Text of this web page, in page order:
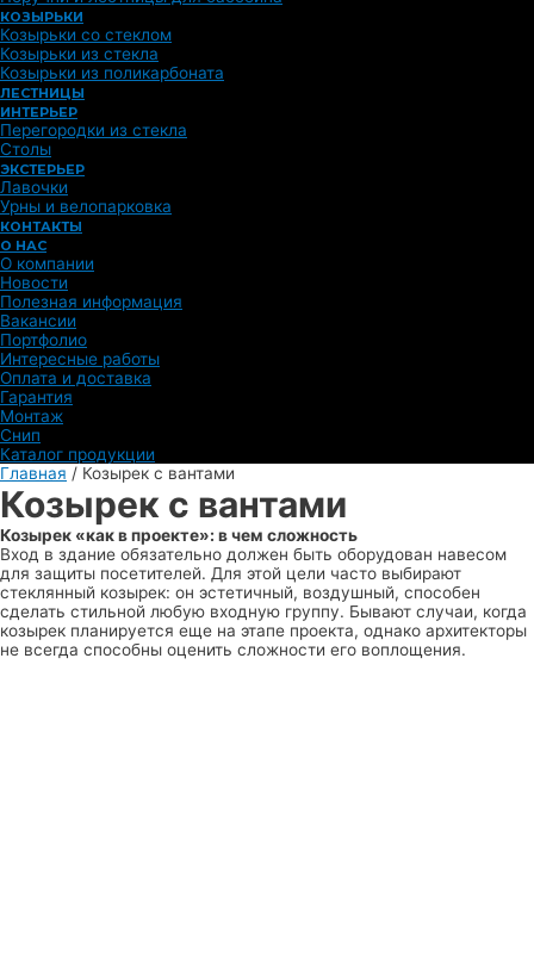
КОЗЫРЬКИ
Козырьки со стеклом
Козырьки из стекла
Козырьки из поликарбоната
ЛЕСТНИЦЫ
ИНТЕРЬЕР
Перегородки из стекла
Столы
ЭКСТЕРЬЕР
Лавочки
Урны и велопарковка
КОНТАКТЫ
О НАС
О компании
Новости
Полезная информация
Вакансии
Портфолио
Интересные работы
Оплата и доставка
Гарантия
Монтаж
Снип
Каталог продукции
Главная / Козырек с вантами
Козырек с вантами
Козырек «как в проекте»: в чем сложность
Вход в здание обязательно должен быть оборудован навесом
для защиты посетителей. Для этой цели часто выбирают
стеклянный козырек: он эстетичный, воздушный, способен
сделать стильной любую входную группу. Бывают случаи, когда
козырек планируется еще на этапе проекта, однако архитекторы
не всегда способны оценить сложности его воплощения.